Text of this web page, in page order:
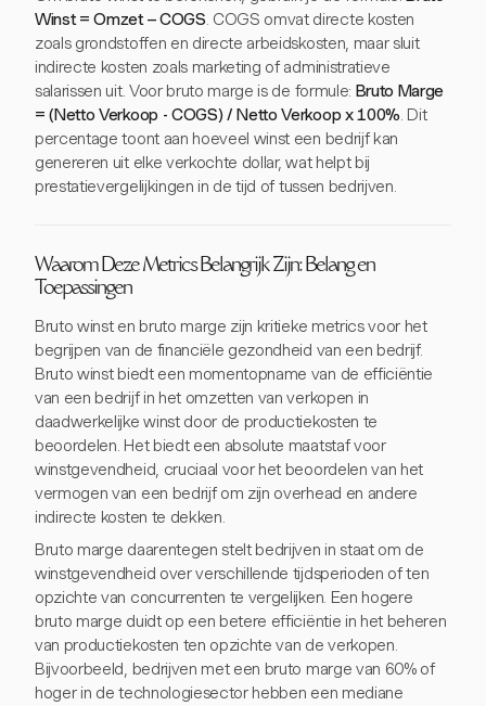
Winst = Omzet – COGS. COGS omvat directe kosten
zoals grondstoffen en directe arbeidskosten, maar sluit
indirecte kosten zoals marketing of administratieve
salarissen uit. Voor bruto marge is de formule: Bruto Marge
= (Netto Verkoop - COGS) / Netto Verkoop x 100%. Dit
percentage toont aan hoeveel winst een bedrijf kan
genereren uit elke verkochte dollar, wat helpt bij
prestatievergelijkingen in de tijd of tussen bedrijven.
Waarom Deze Metrics Belangrijk Zijn: Belang en
Toepassingen
Bruto winst en bruto marge zijn kritieke metrics voor het
begrijpen van de financiële gezondheid van een bedrijf.
Bruto winst biedt een momentopname van de efficiëntie
van een bedrijf in het omzetten van verkopen in
daadwerkelijke winst door de productiekosten te
beoordelen. Het biedt een absolute maatstaf voor
winstgevendheid, cruciaal voor het beoordelen van het
vermogen van een bedrijf om zijn overhead en andere
indirecte kosten te dekken.
Bruto marge daarentegen stelt bedrijven in staat om de
winstgevendheid over verschillende tijdsperioden of ten
opzichte van concurrenten te vergelijken. Een hogere
bruto marge duidt op een betere efficiëntie in het beheren
van productiekosten ten opzichte van de verkopen.
Bijvoorbeeld, bedrijven met een bruto marge van 60% of
hoger in de technologiesector hebben een mediane